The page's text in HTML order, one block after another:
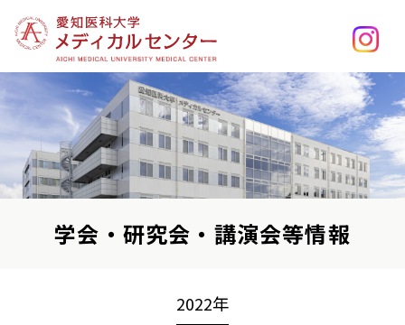
学会・研究会・講演会等情報
2022年